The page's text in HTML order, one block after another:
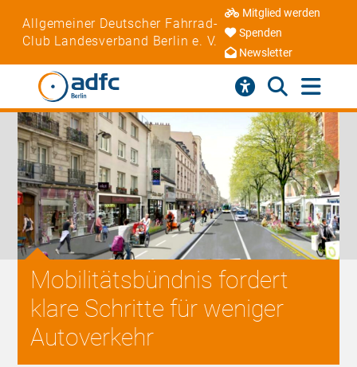
Allgemeiner Deutscher Fahrrad-
Club Landesverband Berlin e. V.
Mitglied werden
Spenden
Newsletter
Mobilitätsbündnis fordert
klare Schritte für weniger
Autoverkehr